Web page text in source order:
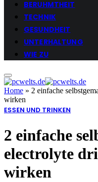
BERUHMTHEIT
TECHNIK
GESUNDHEIT
UNTERHALTUNG
WIE ZU
Home » 2 einfache
wirken
ESSEN UND TRINKEN
2 einfache
electrolyte
wirken